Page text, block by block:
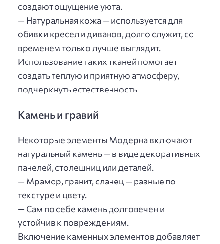
создают ощущение уюта.
— Натуральная кожа — используется для
обивки кресел и диванов, долго служит, со
временем только лучше выглядит.
Использование таких тканей помогает
создать теплую и приятную атмосферу,
подчеркнуть естественность.
Камень и гравий
Некоторые элементы Модерна включают
натуральный камень — в виде декоративных
панелей, столешниц или деталей.
— Мрамор, гранит, сланец — разные по
текстуре и цвету.
— Сам по себе камень долговечен и
устойчив к повреждениям.
Включение каменных элементов добавляет